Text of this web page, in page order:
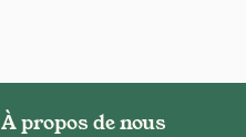
À propos de nous